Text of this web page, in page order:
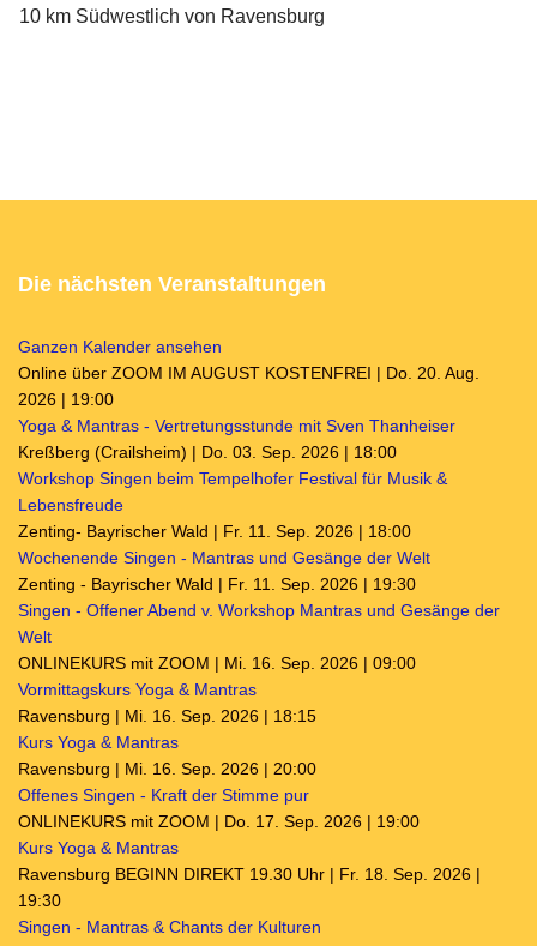
10 km Südwestlich von Ravensburg
Die nächsten Veranstaltungen
Ganzen Kalender ansehen
Online über ZOOM IM AUGUST KOSTENFREI | Do. 20. Aug.
2026 | 19:00
Yoga & Mantras - Vertretungsstunde mit Sven Thanheiser
Kreßberg (Crailsheim) | Do. 03. Sep. 2026 | 18:00
Workshop Singen beim Tempelhofer Festival für Musik &
Lebensfreude
Zenting- Bayrischer Wald | Fr. 11. Sep. 2026 | 18:00
Wochenende Singen - Mantras und Gesänge der Welt
Zenting - Bayrischer Wald | Fr. 11. Sep. 2026 | 19:30
Singen - Offener Abend v. Workshop Mantras und Gesänge der
Welt
ONLINEKURS mit ZOOM | Mi. 16. Sep. 2026 | 09:00
Vormittagskurs Yoga & Mantras
Ravensburg | Mi. 16. Sep. 2026 | 18:15
Kurs Yoga & Mantras
Ravensburg | Mi. 16. Sep. 2026 | 20:00
Offenes Singen - Kraft der Stimme pur
ONLINEKURS mit ZOOM | Do. 17. Sep. 2026 | 19:00
Kurs Yoga & Mantras
Ravensburg BEGINN DIREKT 19.30 Uhr | Fr. 18. Sep. 2026 |
19:30
Singen - Mantras & Chants der Kulturen